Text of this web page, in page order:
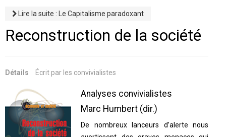
Lire la suite : Le Capitalisme paradoxant
Reconstruction de la société
Détails Écrit par les convivialistes
Analyses convivialistes
Marc Humbert (dir.)
De nombreux lanceurs d’alerte nous